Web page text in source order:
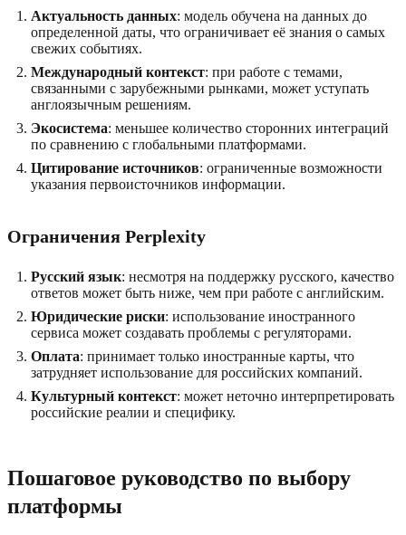
Актуальность данных: модель обучена на данных до
определенной даты, что ограничивает её знания о самых
свежих событиях.
Международный контекст: при работе с темами,
связанными с зарубежными рынками, может уступать
англоязычным решениям.
Экосистема: меньшее количество сторонних интеграций
по сравнению с глобальными платформами.
Цитирование источников: ограниченные возможности
указания первоисточников информации.
Ограничения Perplexity
Русский язык: несмотря на поддержку русского, качество
ответов может быть ниже, чем при работе с английским.
Юридические риски: использование иностранного
сервиса может создавать проблемы с регуляторами.
Оплата: принимает только иностранные карты, что
затрудняет использование для российских компаний.
Культурный контекст: может неточно интерпретировать
российские реалии и специфику.
Пошаговое руководство по выбору
платформы